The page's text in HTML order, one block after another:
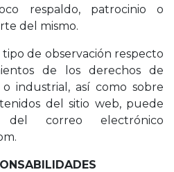
respaldo, patrocinio o
del mismo.
de observación respecto
de los derechos de
industrial, así como sobre
del sitio web, puede
correo electrónico